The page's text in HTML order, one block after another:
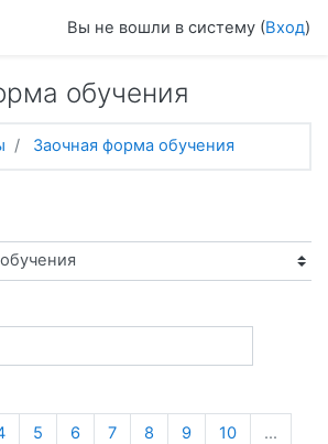
Вы не вошли в систему (Вход)
обучения
Заочная форма обучения
5 6 7 8 9 10
…